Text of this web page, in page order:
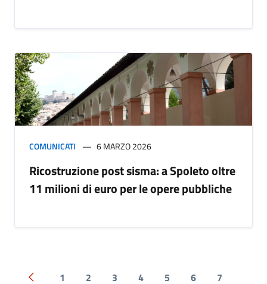
COMUNICATI 6 MARZO 2026
Ricostruzione post sisma: a Spoleto oltre
11 milioni di euro per le opere pubbliche
1 2 3 4 5 6 7